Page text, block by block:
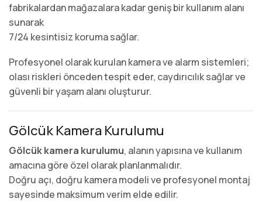
fabrikalardan mağazalara kadar geniş bir kullanım alanı
sunarak
7/24 kesintisiz koruma sağlar.
Profesyonel olarak kurulan kamera ve alarm sistemleri;
olası riskleri önceden tespit eder, caydırıcılık sağlar ve
güvenli bir yaşam alanı oluşturur.
Gölcük Kamera Kurulumu
Gölcük kamera kurulumu, alanın yapısına ve kullanım
amacına göre özel olarak planlanmalıdır.
Doğru açı, doğru kamera modeli ve profesyonel montaj
sayesinde maksimum verim elde edilir.